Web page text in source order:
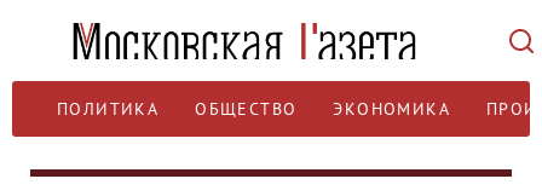
ПОЛИТИКА ОБЩЕСТВО ЭКОНОМИКА